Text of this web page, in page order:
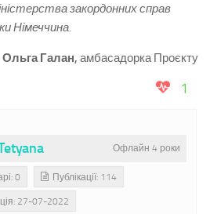
закордонних справ
Німеччина.
Ольга Галан, амбасадорка Проєкту
1
Офлайн 4 роки
0 Публікації: 114
27-07-2022